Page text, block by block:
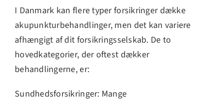
I Danmark kan flere typer forsikringer dække
akupunkturbehandlinger, men det kan variere
afhængigt af dit forsikringsselskab. De to
hovedkategorier, der oftest dækker
behandlingerne, er:
Sundhedsforsikringer: Mange